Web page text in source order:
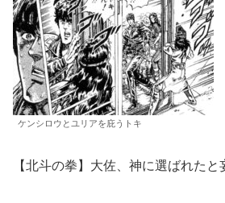
ケンシロウとユリアを庇うトキ
【北斗の拳】大佐、神に選ばれたと